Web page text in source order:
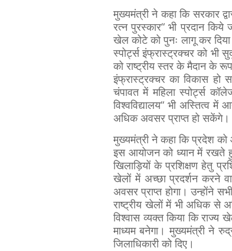
मुख्यमंत्री ने कहा कि सरकार
रत्न पुरस्कार“ भी प्रदान
खेल कोटे को पुनः लागू कर
स्पोर्ट्स इंफ्रास्ट्रक्चर को भी
को राष्ट्रीय स्तर के मैदान के
इंफ्रास्ट्रक्चर का विकास
चंपावत में महिला स्पोर्ट्स
विश्वविद्यालय“ भी अस्तित्व में
अधिक अवसर प्राप्त हो सकेंगे।
मुख्यमंत्री ने कहा कि प्रदेश को
इस आयोजन को ध्यान में रखते
खिलाड़ियों के प्रशिक्षण हेतु
खेलों में अच्छा प्रदर्शन करने
अवसर प्राप्त होगा। उन्होंने
राष्ट्रीय खेलों में भी अधिक से
विश्वास व्यक्त किया कि
माध्यम बनेगा। मुख्यमंत्री ने
जिलाधिकारी को दिए।